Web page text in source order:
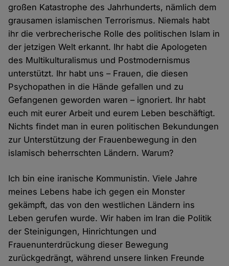
großen Katastrophe des Jahrhunderts, nämlich dem
grausamen islamischen Terrorismus. Niemals habt
ihr die verbrecherische Rolle des politischen Islam in
der jetzigen Welt erkannt. Ihr habt die Apologeten
des Multikulturalismus und Postmodernismus
unterstützt. Ihr habt uns – Frauen, die diesen
Psychopathen in die Hände gefallen und zu
Gefangenen geworden waren – ignoriert. Ihr habt
euch mit eurer Arbeit und eurem Leben beschäftigt.
Nichts findet man in euren politischen Bekundungen
zur Unterstützung der Frauenbewegung in den
islamisch beherrschten Ländern. Warum?
Ich bin eine iranische Kommunistin. Viele Jahre
meines Lebens habe ich gegen ein Monster
gekämpft, das von den westlichen Ländern ins
Leben gerufen wurde. Wir haben im Iran die Politik
der Steinigungen, Hinrichtungen und
Frauenunterdrückung dieser Bewegung
zurückgedrängt, während unsere linken Freunde